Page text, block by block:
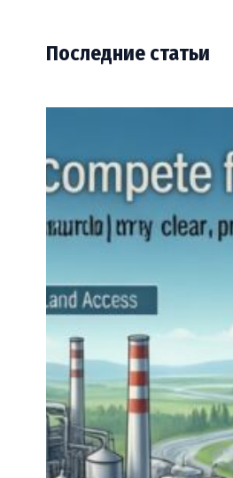
Последние статьи